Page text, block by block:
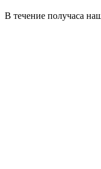
В течение получаса